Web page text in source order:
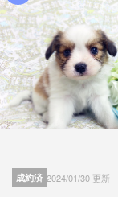
成約済 2024/01/30 更新